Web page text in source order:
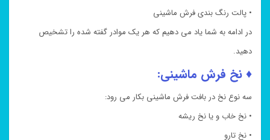
• پالت رنگ بندی فرش ماشینی
در ادامه به شما یاد می دهیم که هر یک موادر گفته شده را تشخیص
دهید.
♦ نخ فرش ماشینی:
سه نوع نخ در بافت فرش ماشینی بکار می رود:
• نخ خاب و یا نخ ریشه
• نخ تارو